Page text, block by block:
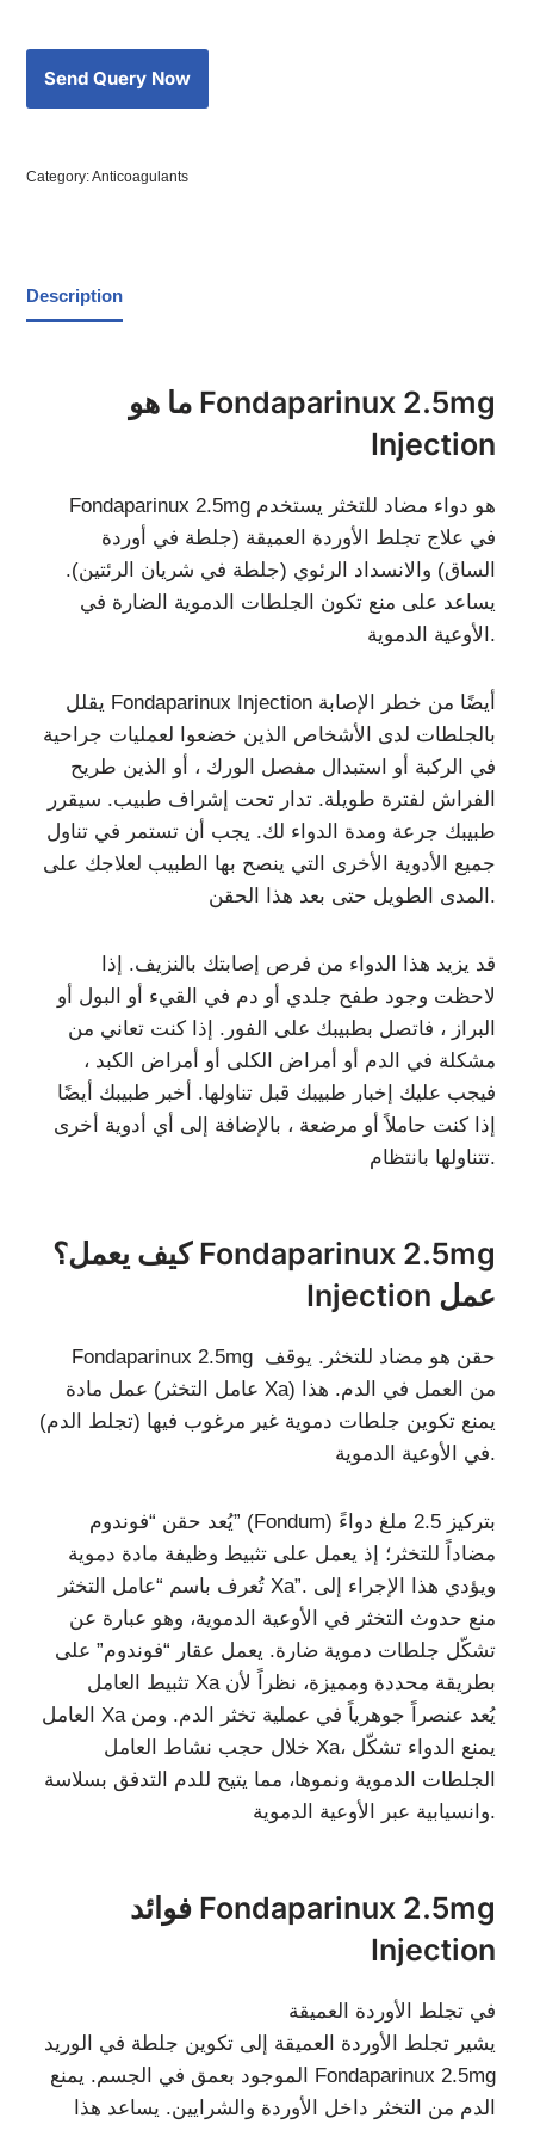
Category:Anticoagulants
Description
ما هو Fondaparinux 2.5mg
Injection
Fondaparinux 2.5mg هو دواء مضاد للتخثر يستخدم
في علاج تجلط الأوردة العميقة (جلطة في أوردة
الساق) والانسداد الرئوي (جلطة في شريان الرئتين).
يساعد على منع تكون الجلطات الدموية الضارة في
الأوعية الدموية.
يقلل Fondaparinux Injection أيضًا من خطر الإصابة
بالجلطات لدى الأشخاص الذين خضعوا لعمليات جراحية
في الركبة أو استبدال مفصل الورك ، أو الذين طريح
الفراش لفترة طويلة. تدار تحت إشراف طبيب. سيقرر
طبيبك جرعة ومدة الدواء لك. يجب أن تستمر في تناول
جميع الأدوية الأخرى التي ينصح بها الطبيب لعلاجك على
المدى الطويل حتى بعد هذا الحقن.
قد يزيد هذا الدواء من فرص إصابتك بالنزيف. إذا
لاحظت وجود طفح جلدي أو دم في القيء أو البول أو
البراز ، فاتصل بطبيبك على الفور. إذا كنت تعاني من
مشكلة في الدم أو أمراض الكلى أو أمراض الكبد ،
فيجب عليك إخبار طبيبك قبل تناولها. أخبر طبيبك أيضًا
إذا كنت حاملاً أو مرضعة ، بالإضافة إلى أي أدوية أخرى
تتناولها بانتظام.
كيف يعمل؟ Fondaparinux 2.5mg
Injection عمل
Fondaparinux 2.5mg حقن هو مضاد للتخثر. يوقف
عمل مادة (عامل التخثر Xa) من العمل في الدم. هذا
يمنع تكوين جلطات دموية غير مرغوب فيها (تجلط الدم)
في الأوعية الدموية.
يُعد حقن “فوندوم” (Fondum) بتركيز 2.5 ملغ دواءً
مضاداً للتخثر؛ إذ يعمل على تثبيط وظيفة مادة دموية
تُعرف باسم “عامل التخثر Xa”. ويؤدي هذا الإجراء إلى
منع حدوث التخثر في الأوعية الدموية، وهو عبارة عن
تشكّل جلطات دموية ضارة. يعمل عقار “فوندوم” على
تثبيط العامل Xa بطريقة محددة ومميزة، نظراً لأن
العامل Xa يُعد عنصراً جوهرياً في عملية تخثر الدم. ومن
خلال حجب نشاط العامل Xa، يمنع الدواء تشكّل
الجلطات الدموية ونموها، مما يتيح للدم التدفق بسلاسة
وانسيابية عبر الأوعية الدموية.
فوائد Fondaparinux 2.5mg
Injection
في تجلط الأوردة العميقة
يشير تجلط الأوردة العميقة إلى تكوين جلطة في الوريد
الموجود بعمق في الجسم. يمنع Fondaparinux 2.5mg
الدم من التخثر داخل الأوردة والشرايين. يساعد هذا